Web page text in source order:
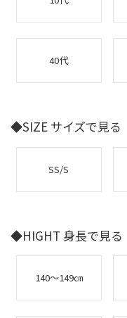
40代
◆SIZE サイズで見る
SS/S
◆HIGHT 身長で見る
140～149㎝